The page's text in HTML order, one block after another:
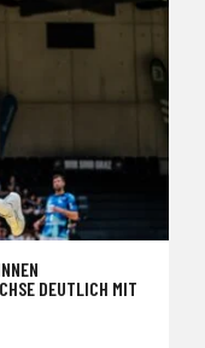
DEUTLICH MIT